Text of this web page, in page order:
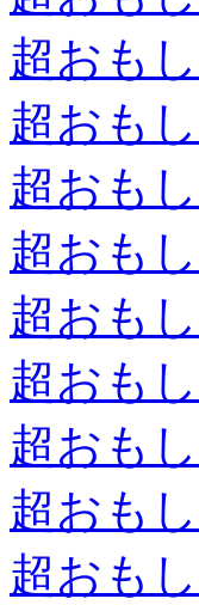
超おも
超おも
超おも
超おも
超おも
超おも
超おも
超おも
超おも